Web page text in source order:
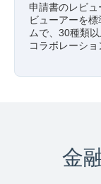
申請書のレビ
ビューアーを
ムで、30種類
コラボレーショ
金